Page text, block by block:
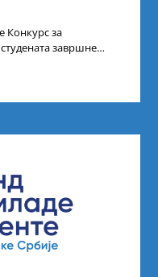
Конкурс за
завршне